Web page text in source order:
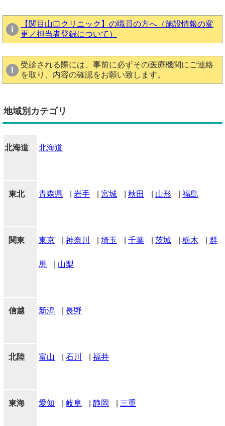
【関目山口クリニック】の職員の方へ（施設情報の変
更／担当者登録について）
受診される際には、事前に必ずその医療機関にご連絡
を取り、内容の確認をお願い致します。
地域別カテゴリ
北海道 北海道
東北 青森県 岩手 宮城 秋田 山形 福島
関東 東京 神奈川 埼玉 千葉 茨城 栃木 群
馬 山梨
信越 新潟 長野
北陸 富山 石川 福井
東海 愛知 岐阜 静岡 三重